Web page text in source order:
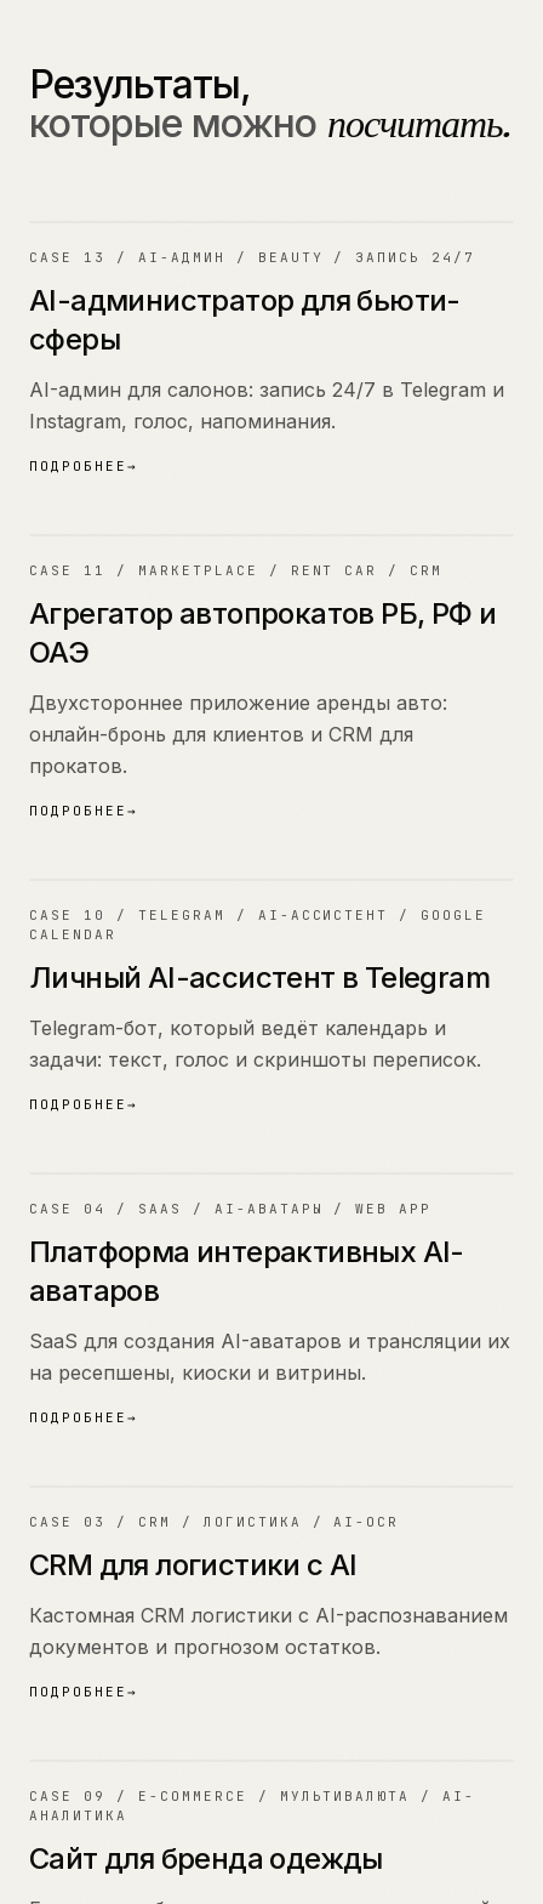
Результаты,
которые можно посчитать.
13
CASE 13 / AI-АДМИН / BEAUTY / ЗАПИСЬ 24/7
AI-администратор для бьюти-
сферы
AI-админ для салонов: запись 24/7 в Telegram и
Instagram, голос, напоминания.
ПОДРОБНЕЕ →
11
CASE 11 / MARKETPLACE / RENT CAR / CRM
Агрегатор автопрокатов РБ, РФ и
ОАЭ
Двухстороннее приложение аренды авто:
онлайн-бронь для клиентов и CRM для
прокатов.
ПОДРОБНЕЕ →
10
CASE 10 / TELEGRAM / AI-АССИСТЕНТ / GOOGLE
CALENDAR
Личный AI-ассистент в Telegram
Telegram-бот, который ведёт календарь и
задачи: текст, голос и скриншоты переписок.
ПОДРОБНЕЕ →
04
CASE 04 / SAAS / AI-АВАТАРЫ / WEB APP
Платформа интерактивных AI-
аватаров
SaaS для создания AI-аватаров и трансляции их
на ресепшены, киоски и витрины.
ПОДРОБНЕЕ →
03
CASE 03 / CRM / ЛОГИСТИКА / AI-OCR
CRM для логистики с AI
Кастомная CRM логистики с AI-распознаванием
документов и прогнозом остатков.
ПОДРОБНЕЕ →
09
CASE 09 / E-COMMERCE / МУЛЬТИВАЛЮТА / AI-
АНАЛИТИКА
Сайт для бренда одежды